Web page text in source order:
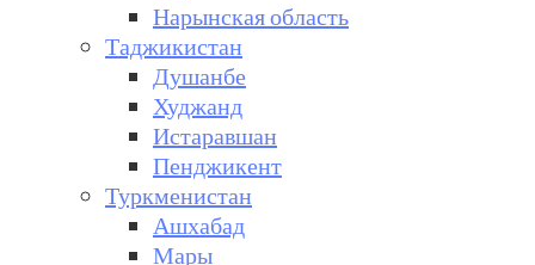
Нарынская область
Таджикистан
Душанбе
Худжанд
Истаравшан
Пенджикент
Туркменистан
Ашхабад
Мары